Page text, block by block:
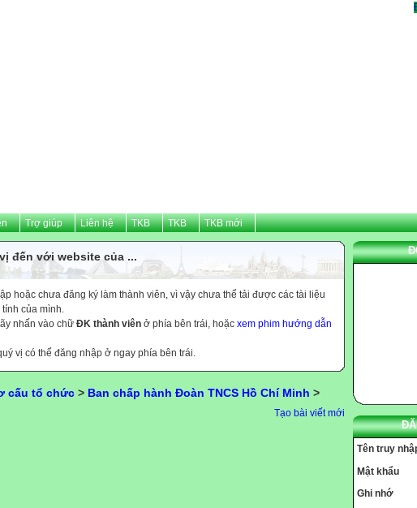
Trợ giúp Liên hệ TKB TKB TKB mới
Tên truy
Mật khẩu
Ghi nhớ
đến với website của ...
hoặc chưa đăng ký làm thành viên, vì vậy chưa thể tải được các tài liệu
của mình.
nhấn vào chữ ĐK thành viên ở phía bên trái, hoặc xem phim hướng dẫn
vị có thể đăng nhập ở ngay phía bên trái.
cấu tổ chức > Ban chấp hành Đoàn TNCS Hồ Chí Minh >
Tạo bài viết mới